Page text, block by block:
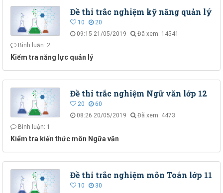
Đề thi trắc nghiệm kỹ năng quản lý
10
20
09:15 21/05/2019
Đã xem: 14541
Bình luận: 2
Kiểm tra năng lực quản lý
Đề thi trắc nghiệm Ngữ văn lớp 12
20
60
08:26 20/05/2019
Đã xem: 4473
Bình luận: 1
Kiểm tra kiến thức môn Ngữa văn
Đề thi trắc nghiệm môn Toán lớp 11
10
30